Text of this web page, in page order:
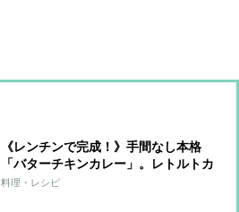
《レンチンで完成！》手間なし本格
「バターチキンカレー」。レトルトカ
レーが激変する簡単トッピングも
料理・レシピ